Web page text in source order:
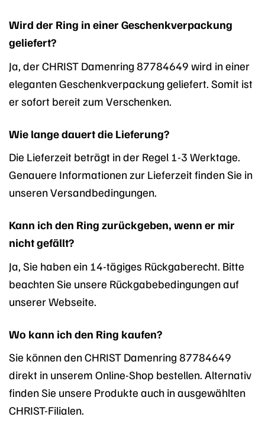
Wird der Ring in einer Geschenkverpackung
geliefert?
Ja, der CHRIST Damenring 87784649 wird in einer
eleganten Geschenkverpackung geliefert. Somit ist
er sofort bereit zum Verschenken.
Wie lange dauert die Lieferung?
Die Lieferzeit beträgt in der Regel 1-3 Werktage.
Genauere Informationen zur Lieferzeit finden Sie in
unseren Versandbedingungen.
Kann ich den Ring zurückgeben, wenn er mir
nicht gefällt?
Ja, Sie haben ein 14-tägiges Rückgaberecht. Bitte
beachten Sie unsere Rückgabebedingungen auf
unserer Webseite.
Wo kann ich den Ring kaufen?
Sie können den CHRIST Damenring 87784649
direkt in unserem Online-Shop bestellen. Alternativ
finden Sie unsere Produkte auch in ausgewählten
CHRIST-Filialen.